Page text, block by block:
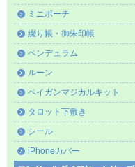
ミニポーチ
綴り帳・御朱印帳
ペンデュラム
ルーン
ペイガンマジカルキット
タロット下敷き
シール
iPhoneカバー